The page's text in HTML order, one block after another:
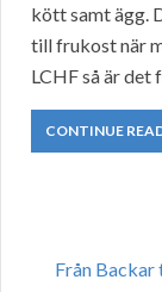
kött samt ägg.
till frukost när
LCHF så är
CONTINUE
Från